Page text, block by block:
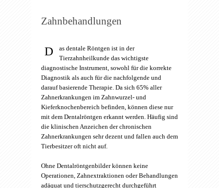
Zahnbehandlungen
D
as dentale Röntgen ist in der
Tierzahnheilkunde das wichtigste
diagnostische Instrument, sowohl für die korrekte
Diagnostik als auch für die nachfolgende und
darauf basierende Therapie. Da sich 65% aller
Zahnerkrankungen im Zahnwurzel- und
Kieferknochenbereich befinden, können diese nur
mit dem Dentalröntgen erkannt werden. Häufig sind
die klinischen Anzeichen der chronischen
Zahnerkrankungen sehr dezent und fallen auch dem
Tierbesitzer oft nicht auf.
Ohne Dentalröntgenbilder können keine
Operationen, Zahnextraktionen oder Behandlungen
adäquat und tierschutzgerecht durchgeführt